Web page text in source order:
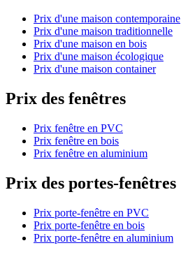
Prix d'une maison contemporaine
Prix d'une maison traditionnelle
Prix d'une maison en bois
Prix d'une maison écologique
Prix d'une maison container
Prix des fenêtres
Prix fenêtre en PVC
Prix fenêtre en bois
Prix fenêtre en aluminium
Prix des portes-fenêtres
Prix porte-fenêtre en PVC
Prix porte-fenêtre en bois
Prix porte-fenêtre en aluminium